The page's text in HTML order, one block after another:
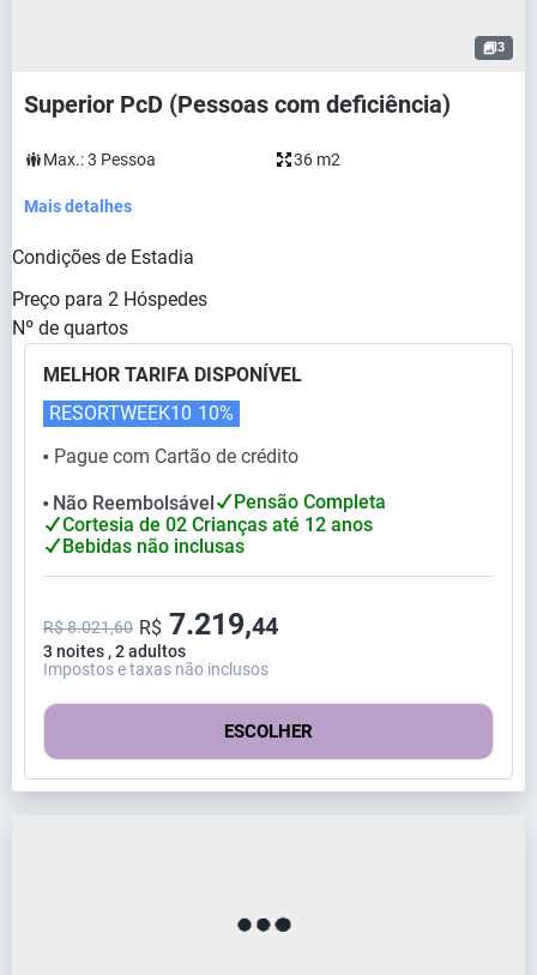
3
Superior PcD (Pessoas com deficiência)
Max.:3 Pessoa 36 m2
Mais detalhes
Condições de Estadia
Preço para 2 Hóspedes
Nº de quartos
MELHOR TARIFA DISPONÍVEL
⬤ Pague com Cartão de crédito
RESORTWEEK10 10%
⬤ Não Reembolsável
Pensão Completa
Cortesia de 02 Crianças até 12 anos
Bebidas não inclusas
3 noites , 2 adultos
R$ 8.021,60 R$ 7.219,44
Impostos e taxas não inclusos
ESCOLHER